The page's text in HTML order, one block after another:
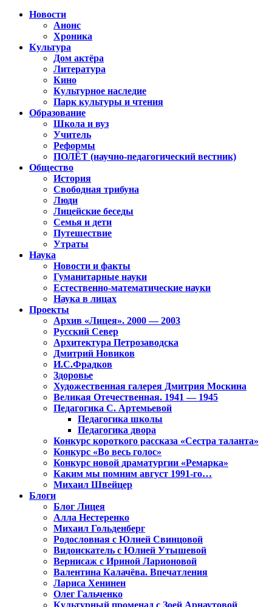
Новости
Анонс
Хроника
Культура
Дом актёра
Литература
Кино
Культурное наследие
Парк культуры и чтения
Образование
Школа и вуз
Учитель
Реформы
ПОЛЁТ (научно-педагогический вестник)
Общество
История
Свободная трибуна
Люди
Лицейские беседы
Семья и дети
Путешествие
Утраты
Наука
Новости и факты
Гуманитарные науки
Естественно-математические науки
Наука в лицах
Проекты
Архив «Лицея». 2000 — 2003
Русский Север
Архитектура Петрозаводска
Дмитрий Новиков
И.С.Фрадков
Здоровье
Художественная галерея Дмитрия Москина
Великая Отечественная. 1941 — 1945
Педагогика С. Артемьевой
Педагогика школы
Педагогика двора
Конкурс короткого рассказа «Сестра таланта»
Конкурс «Во весь голос»
Конкурс новой драматургии «Ремарка»
Каким мы помним август 1991-го…
Михаил Швейцер
Блоги
Блог Лицея
Алла Нестеренко
Михаил Гольденберг
Родословная с Юлией Свинцовой
Видоискатель с Юлией Утышевой
Вернисаж с Ириной Ларионовой
Валентина Калачёва. Впечатления
Лариса Хенинен
Олег Гальченко